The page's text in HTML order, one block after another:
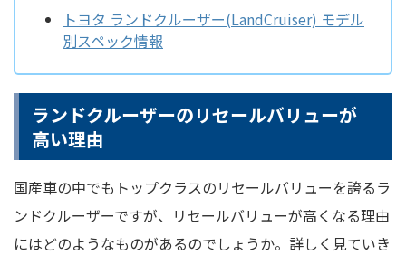
トヨタ ランドクルーザー(LandCruiser) モデル
別スペック情報
ランドクルーザーのリセールバリューが
高い理由
国産車の中でもトップクラスのリセールバリューを誇るラ
ンドクルーザーですが、リセールバリューが高くなる理由
にはどのようなものがあるのでしょうか。詳しく見ていき